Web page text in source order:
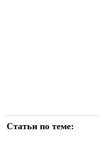
Статьи по теме: